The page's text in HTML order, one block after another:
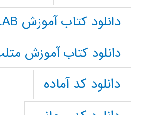
دانلود کتاب آموزش MATLAB
دانلود کتاب آموزش
دانلود کد آماده